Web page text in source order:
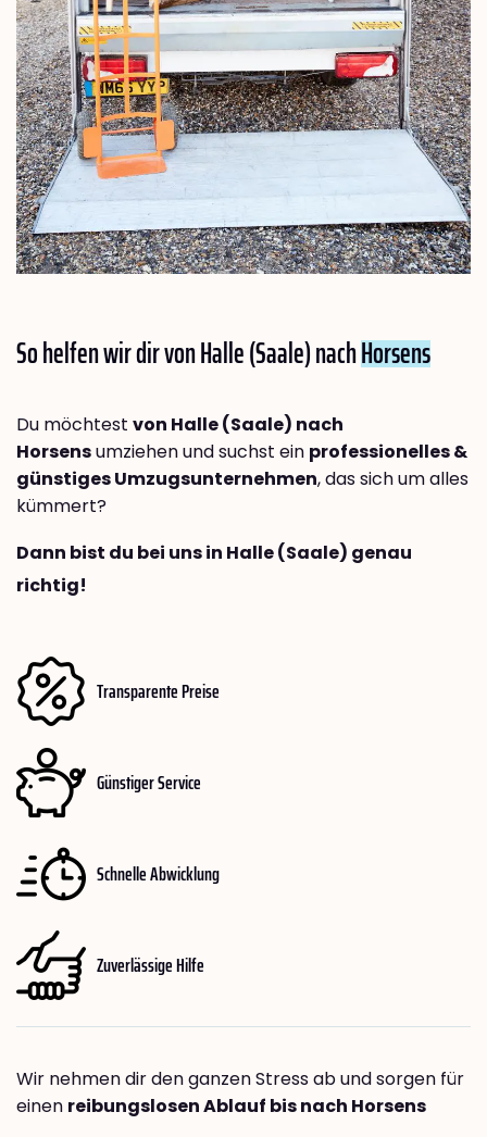
So helfen wir dir von Halle (Saale) nachHorsens
Du möchtest von Halle (Saale) nach
Horsensumziehen und suchst ein professionelles &
günstiges Umzugsunternehmen, das sich um alles
kümmert?
Dann bist du bei uns in Halle (Saale) genau
richtig!
Transparente Preise
Günstiger Service
Schnelle Abwicklung
Zuverlässige Hilfe
Wir nehmen dir den ganzen Stress ab und sorgen für
einen reibungslosen Ablauf bis nach Horsens